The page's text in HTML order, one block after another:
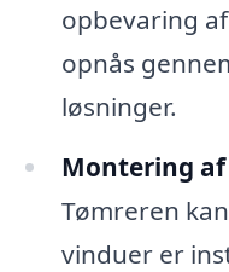
opbevaring
opnås
løsninger.
Montering
Tømreren
vinduer er